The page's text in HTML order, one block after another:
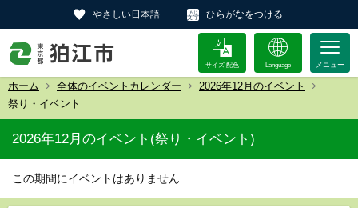
やさしい日本語 ひらがなをつける
サイズ 配色 Language
ホーム 全体のイベントカレンダー
2026年12月のイベント
祭り・イベント
2026年12月のイベント(祭り・イベント)
この期間にイベントはありません